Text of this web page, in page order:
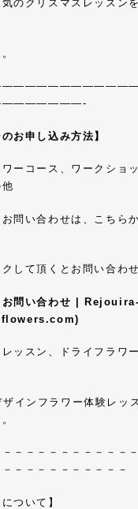
のクリスマスレッスン
のお申し込み方法】
ワーコース、ワークショ
問い合わせは、こちら
して頂くとお問い合わ
お問い合わせ |
ッスン、ドライフラワ
インフラワー体験レッ
－－－－－－－－－－－
－－－－－－－－－－
ついて】